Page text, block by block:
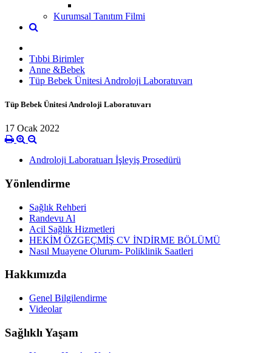
Kurumsal Tanıtım Filmi
Tıbbi Birimler
Anne &Bebek
Tüp Bebek Ünitesi Androloji Laboratuvarı
Tüp Bebek Ünitesi Androloji Laboratuvarı
17 Ocak 2022
Androloji Laboratuarı İşleyiş Prosedürü
Yönlendirme
Sağlık Rehberi
Randevu Al
Acil Sağlık Hizmetleri
HEKİM ÖZGEÇMİŞ CV İNDİRME BÖLÜMÜ
Nasıl Muayene Olurum- Poliklinik Saatleri
Hakkımızda
Genel Bilgilendirme
Videolar
Sağlıklı Yaşam